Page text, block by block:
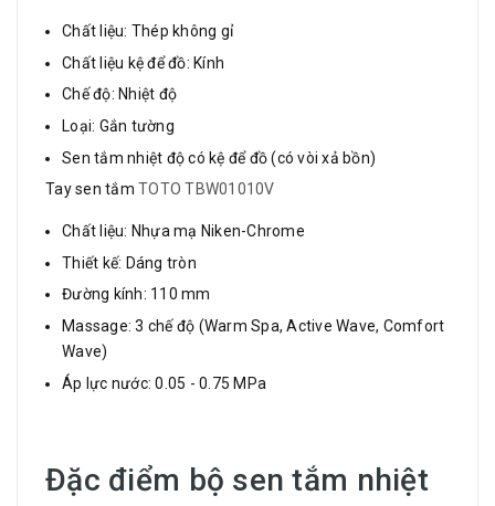
Chất liệu: Thép không gỉ
Chất liệu kệ để đồ: Kính
Chế độ: Nhiệt độ
Loại: Gắn tường
Sen tắm nhiệt độ có kệ để đồ (có vòi xả bồn)
Tay sen tắm TOTO TBW01010V
Chất liệu: Nhựa mạ Niken-Chrome
Thiết kế: Dáng tròn
Đường kính: 110 mm
Massage: 3 chế độ (Warm Spa, Active Wave, Comfort
Wave)
Áp lực nước: 0.05 - 0.75 MPa
Đặc điểm bộ sen tắm nhiệt